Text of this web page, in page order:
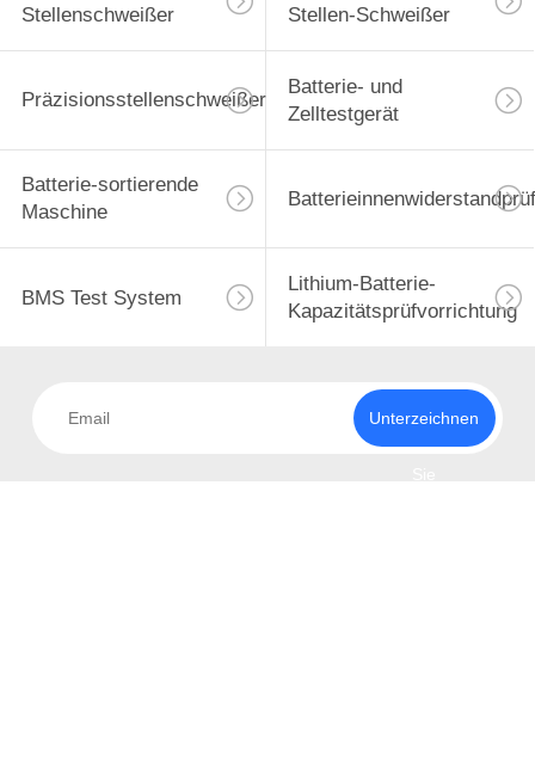
Stellenschweißer
Stellen-Schweißer
Präzisionsstellenschweißer
Batterie- und
Zelltestgerät
Batterie-sortierende
Maschine
BMS Test System
Lithium-Batterie-
Kapazitätsprüfvorrichtung
Unterzeichnen